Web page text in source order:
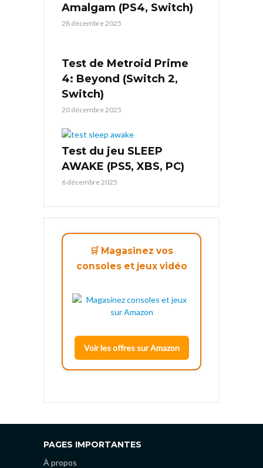
Amalgam (PS4, Switch)
28 décembre 2025
Test de Metroid Prime
4: Beyond (Switch 2,
Switch)
20 décembre 2025
Test du jeu SLEEP
AWAKE (PS5, XBS, PC)
6 décembre 2025
🛒 Magasinez vos
consoles et jeux vidéo
Voir les offres sur Amazon
PAGES IMPORTANTES
À propos